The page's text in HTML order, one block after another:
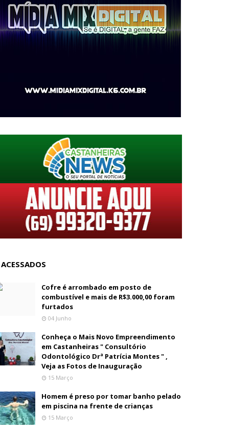
Cofre é arrombado em posto de
combustível e mais de R$3.000,00 foram
furtados
04 Junho
Conheça o Mais Novo Empreendimento
em Castanheiras " Consultório
Odontológico Drª Patrícia Montes " ,
Veja as Fotos de Inauguração
15 Março
Homem é preso por tomar banho pelado
em piscina na frente de crianças
15 Março